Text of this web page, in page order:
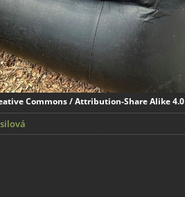
Commons / Attribution-Share Alike 4.0